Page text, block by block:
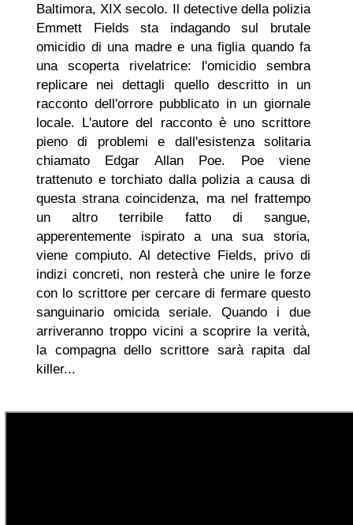
Baltimora, XIX secolo. Il detective della polizia
Emmett Fields sta indagando sul brutale
omicidio di una madre e una figlia quando fa
una scoperta rivelatrice: l'omicidio sembra
replicare nei dettagli quello descritto in un
racconto dell'orrore pubblicato in un giornale
locale. L'autore del racconto è uno scrittore
pieno di problemi e dall'esistenza solitaria
chiamato Edgar Allan Poe. Poe viene
trattenuto e torchiato dalla polizia a causa di
questa strana coincidenza, ma nel frattempo
un altro terribile fatto di sangue,
apperentemente ispirato a una sua storia,
viene compiuto. Al detective Fields, privo di
indizi concreti, non resterà che unire le forze
con lo scrittore per cercare di fermare questo
sanguinario omicida seriale. Quando i due
arriveranno troppo vicini a scoprire la verità,
la compagna dello scrittore sarà rapita dal
killer...